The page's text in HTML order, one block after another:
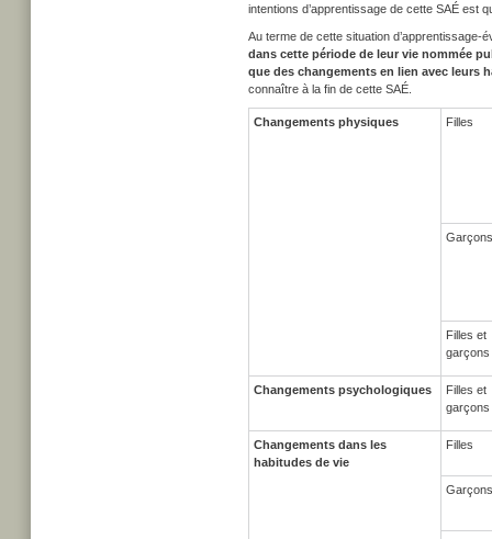
intentions d’apprentissage de cette SAÉ est
Au terme de cette situation
dans cette période de leur vie nommée
que des changements en lien avec leurs
connaître à la fin de cette SAÉ.
Changements physiques Filles
Garçons
Filles et
garçons
Changements psychologiques
Filles et
garçons
Changements dans les
habitudes de vie
Filles
Garçons